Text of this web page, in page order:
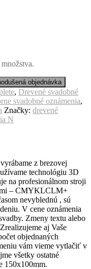
, Drevené svadobné
svadobné oznámenia,
Značky: drevené
N
z brezovej
technológiu 3D
na profesionálnom stroji
– CMYKLCLM+
nevyblednú , sú
V cene oznámenia
Zmeny textu alebo
aj Vaše
objednaných
vám vieme vytlačiť v
všetky ostatné
150x100mm.